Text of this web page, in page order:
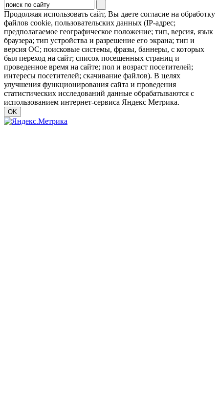
Продолжая использовать сайт, Вы даете согласие на обработку
файлов cookie, пользовательских данных (IP-адрес;
предполагаемое географическое положение; тип, версия, язык
браузера; тип устройства и разрешение его экрана; тип и
версия ОС; поисковые системы, фразы, баннеры, с которых
был переход на сайт; список посещенных страниц и
проведенное время на сайте; пол и возраст посетителей;
интересы посетителей; скачивание файлов). В целях
улучшения функционирования сайта и проведения
статистических исследований данные обрабатываются с
использованием интернет-сервиса Яндекс Метрика.
OK